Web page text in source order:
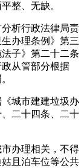
整、无缺。
析行政法律局责
办理条例》第三
子》第二十二条
从管部分根据
城市建建垃圾办
二十四条、二十
办理相关，不得
且泊车位等公共